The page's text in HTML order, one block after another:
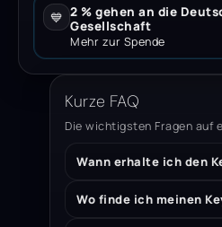
💙 2 % gehen an die
Gesellschaft
Mehr zur Spende
Kurze FAQ
Die wichtigsten Fragen auf
Wann erhalte ich den
Wo finde ich meinen